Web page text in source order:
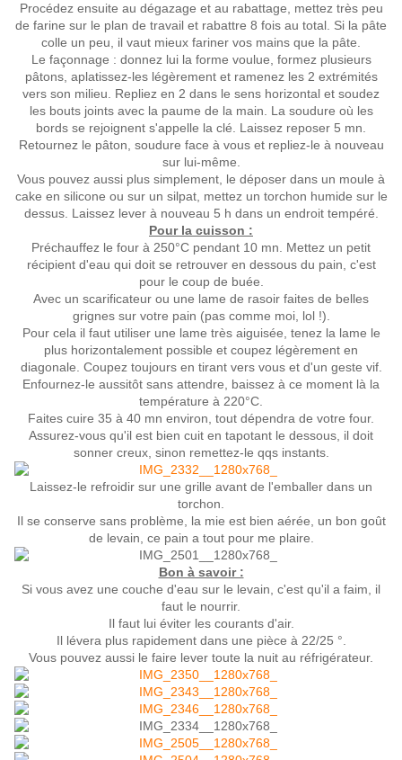
Procédez ensuite au dégazage et au rabattage, mettez très peu
de farine sur le plan de travail et rabattre 8 fois au total. Si la pâte
colle un peu, il vaut mieux fariner vos mains que la pâte.
Le façonnage : donnez lui la forme voulue, formez plusieurs
pâtons, aplatissez-les légèrement et ramenez les 2 extrémités
vers son milieu. Repliez en 2 dans le sens horizontal et soudez
les bouts joints avec la paume de la main. La soudure où les
bords se rejoignent s'appelle la clé. Laissez reposer 5 mn.
Retournez le pâton, soudure face à vous et repliez-le à nouveau
sur lui-même.
Vous pouvez aussi plus simplement, le déposer dans un moule à
cake en silicone ou sur un silpat, mettez un torchon humide sur le
dessus. Laissez lever à nouveau 5 h dans un endroit tempéré.
Pour la cuisson :
Préchauffez le four à 250°C pendant 10 mn. Mettez un petit
récipient d'eau qui doit se retrouver en dessous du pain, c'est
pour le coup de buée.
Avec un scarificateur ou une lame de rasoir faites de belles
grignes sur votre pain (pas comme moi, lol !).
Pour cela il faut utiliser une lame très aiguisée, tenez la lame le
plus horizontalement possible et coupez légèrement en
diagonale. Coupez toujours en tirant vers vous et d'un geste vif.
Enfournez-le aussitôt sans attendre, baissez à ce moment là la
température à 220°C.
Faites cuire 35 à 40 mn environ, tout dépendra de votre four.
Assurez-vous qu'il est bien cuit en tapotant le dessous, il doit
sonner creux, sinon remettez-le qqs instants.
Laissez-le refroidir sur une grille avant de l'emballer dans un
torchon.
Il se conserve sans problème, la mie est bien aérée, un bon goût
de levain, ce pain a tout pour me plaire.
Bon à savoir :
Si vous avez une couche d'eau sur le levain, c'est qu'il a faim, il
faut le nourrir.
Il faut lui éviter les courants d'air.
Il lévera plus rapidement dans une pièce à 22/25 °.
Vous pouvez aussi le faire lever toute la nuit au réfrigérateur.